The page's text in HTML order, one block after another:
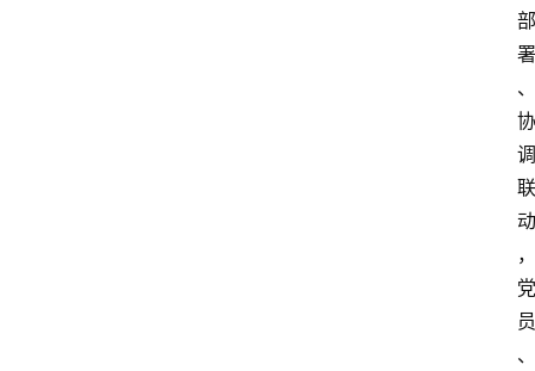
部
署
、
协
调
联
动
，
党
员
、